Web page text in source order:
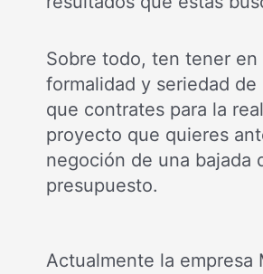
Sobre todo, ten tener en
formalidad y seriedad de
que contrates para la
proyecto que quieres
negoción de una bajada
presupuesto.
Actualmente la empresa